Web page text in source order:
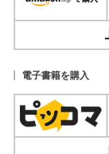
電子書籍を購入